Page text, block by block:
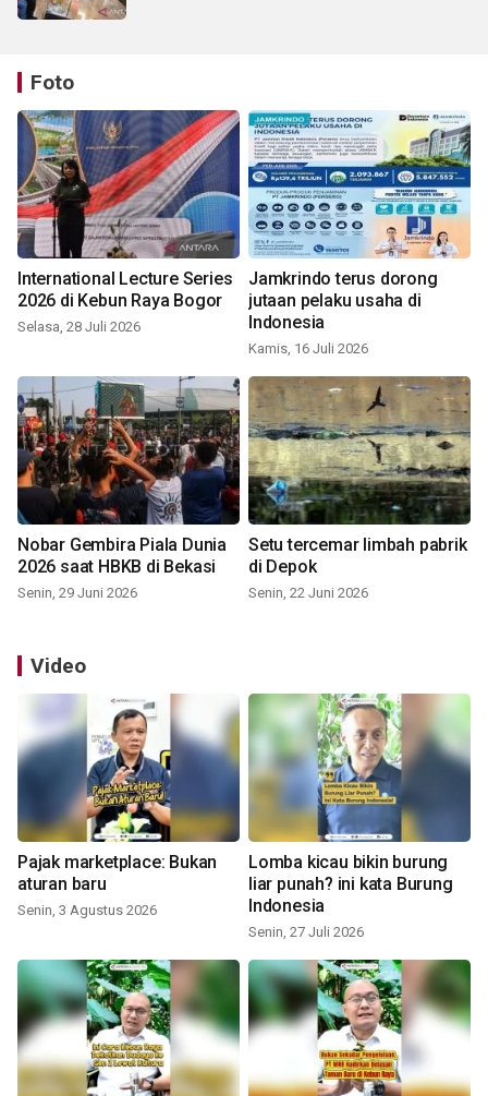
Foto
International Lecture Series
2026 di Kebun Raya Bogor
Selasa, 28 Juli 2026
Jamkrindo terus dorong
jutaan pelaku usaha di
Indonesia
Kamis, 16 Juli 2026
Nobar Gembira Piala Dunia
2026 saat HBKB di Bekasi
Senin, 29 Juni 2026
Setu tercemar limbah pabrik
di Depok
Senin, 22 Juni 2026
Video
Pajak marketplace: Bukan
aturan baru
Senin, 3 Agustus 2026
Lomba kicau bikin burung
liar punah? ini kata Burung
Indonesia
Senin, 27 Juli 2026